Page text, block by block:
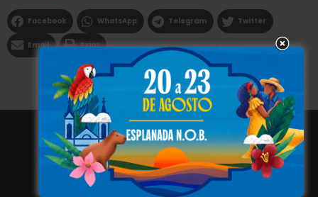
Facebook WhatsApp Telegram Twitter
Email Print
Todos os direitos reservados a WEBFAVORITA.COM.BR